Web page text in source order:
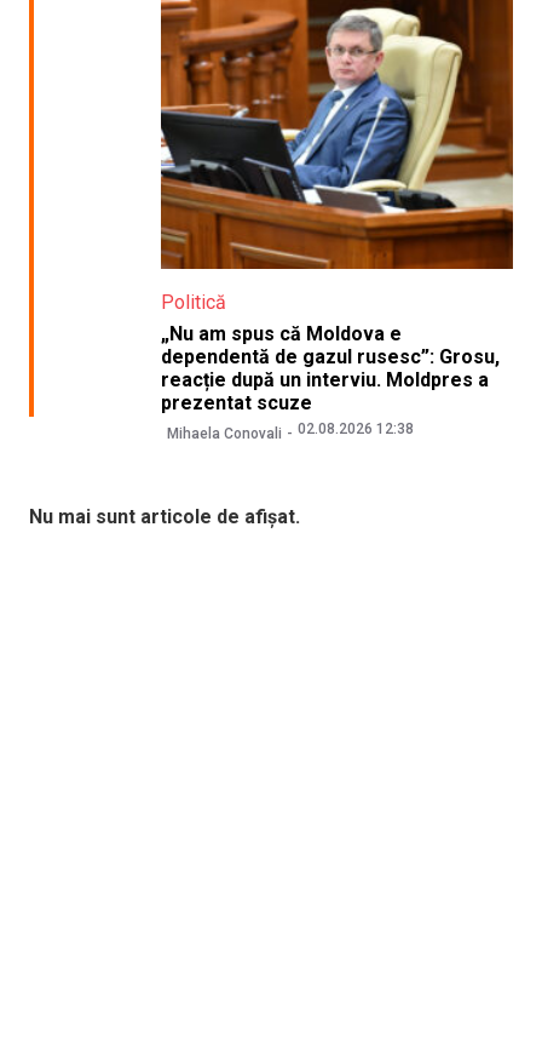
Politică
„Nu am spus că Moldova e
dependentă de gazul rusesc”: Grosu,
reacție după un interviu. Moldpres a
prezentat scuze
Mihaela Conovali 02.08.2026 12:38
Nu mai sunt articole de afișat.